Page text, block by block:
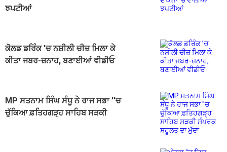
ਝਪਟੀਆਂ
ਕੋਲਡ ਡਰਿੰਕ ’ਚ ਨਸ਼ੀਲੀ ਚੀਜ਼ ਮਿਲਾ ਕੇ
ਕੀਤਾ ਜਬਰ-ਜ਼ਨਾਹ, ਬਣਾਈਆਂ ਵੀਡੀਓ
MP ਸਤਨਾਮ ਸਿੰਘ ਸੰਧੂ ਨੇ ਰਾਜ ਸਭਾ ''ਚ
ਚੁੱਕਿਆ ਫ਼ਤਿਹਗੜ੍ਹ ਸਾਹਿਬ ਸੜਕੀ